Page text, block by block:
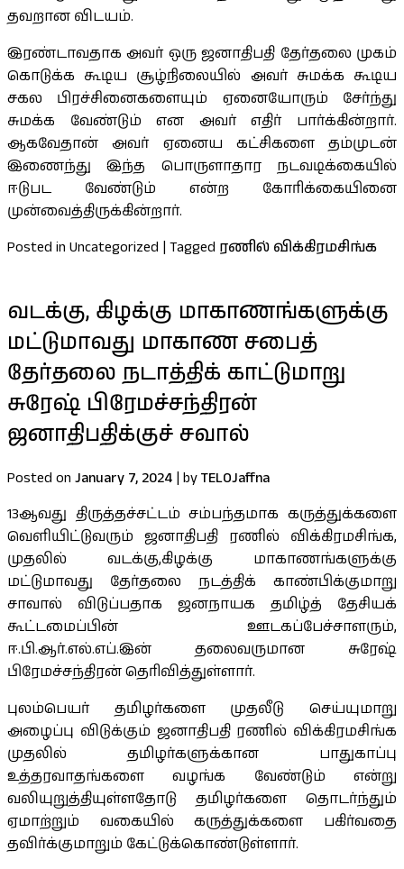
தவறான விடயம்.
இரண்டாவதாக அவர் ஒரு ஜனாதிபதி தேர்தலை முகம்
கொடுக்க கூடிய சூழ்நிலையில் அவர் சுமக்க கூடிய
சகல பிரச்சினைகளையும் ஏனையோரும் சேர்ந்து
சுமக்க வேண்டும் என அவர் எதிர் பார்க்கின்றார்.
ஆகவேதான் அவர் ஏனைய கட்சிகளை தம்முடன்
இணைந்து இந்த பொருளாதார நடவடிக்கையில்
ஈடுபட வேண்டும் என்ற கோரிக்கையினை
முன்வைத்திருக்கின்றார்.
Posted in Uncategorized | Tagged ரணில் விக்கிரமசிங்க
வடக்கு, கிழக்கு மாகாணங்களுக்கு
மட்டுமாவது மாகாண சபைத்
தேர்தலை நடாத்திக் காட்டுமாறு
சுரேஷ் பிரேமச்சந்திரன்
ஜனாதிபதிக்குச் சவால்
Posted on January 7, 2024 | byTELOJaffna
13ஆவது திருத்தச்சட்டம் சம்பந்தமாக கருத்துக்களை
வெளியிட்டுவரும் ஜனாதிபதி ரணில் விக்கிரமசிங்க,
முதலில் வடக்கு,கிழக்கு மாகாணங்களுக்கு
மட்டுமாவது தேர்தலை நடத்திக் காண்பிக்குமாறு
சாவால் விடுப்பதாக ஜனநாயக தமிழ்த் தேசியக்
கூட்டமைப்பின் ஊடகப்பேச்சாளரும்,
ஈ.பி.ஆர்.எல்.எப்.இன் தலைவருமான சுரேஷ்
பிரேமச்சந்திரன் தெரிவித்துள்ளார்.
புலம்பெயர் தமிழர்களை முதலீடு செய்யுமாறு
அழைப்பு விடுக்கும் ஜனாதிபதி ரணில் விக்கிரமசிங்க
முதலில் தமிழர்களுக்கான பாதுகாப்பு
உத்தரவாதங்களை வழங்க வேண்டும் என்று
வலியுறுத்தியுள்ளதோடு தமிழர்களை தொடர்ந்தும்
ஏமாற்றும் வகையில் கருத்துக்களை பகிர்வதை
தவிர்க்குமாறும் கேட்டுக்கொண்டுள்ளார்.